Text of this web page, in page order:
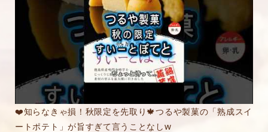
❤️知らなきゃ損！秋限定を先取り🍁つるや製菓の「熟成スイ
ートポテト」が旨すぎて言うことなしw